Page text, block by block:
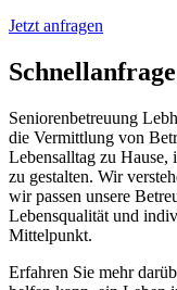
Jetzt anfragen
Schnell­anfrage
Seniorenbetreuung
die Vermittlung von
Lebensalltag zu
zu gestalten. Wir
wir passen unsere
Lebensqualität und
Mittelpunkt.
Erfahren Sie mehr